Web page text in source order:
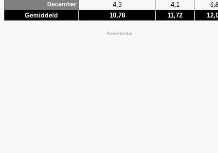
December
4,3 4,1 6,8
Gemiddeld 10,78 11,72
Advertentie